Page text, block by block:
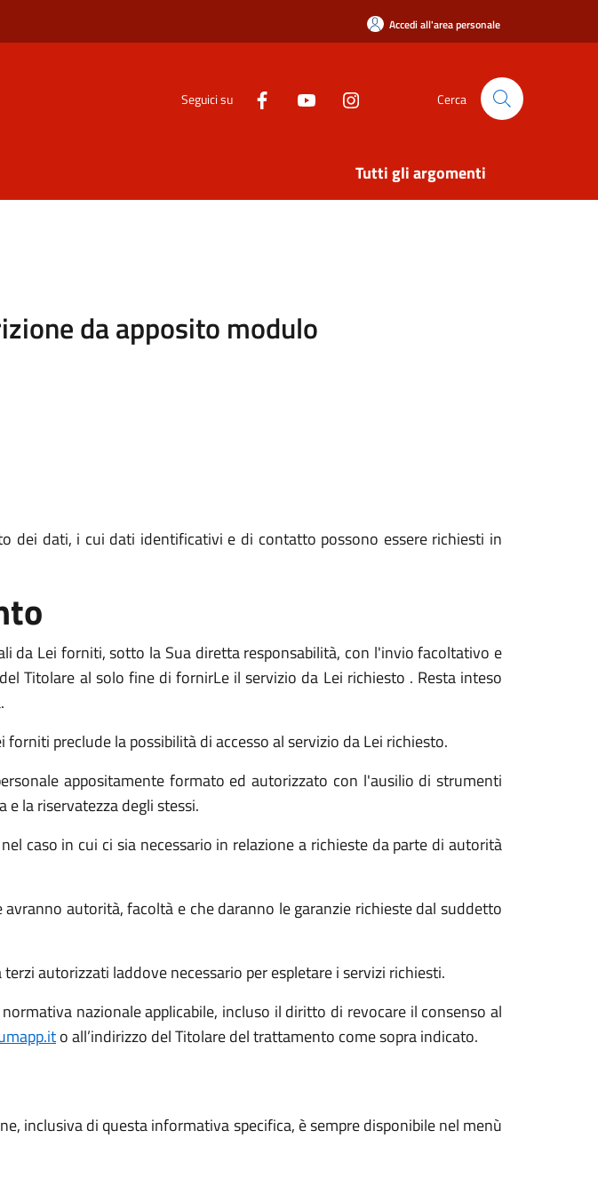
Accedi all'area personale
Seguici su Cerca
Tutti gli argomenti
da apposito modulo
dei dati, i cui dati identificativi e di contatto possono essere richiesti in
da Lei forniti, sotto la Sua diretta responsabilità, con l'invio facoltativo e
Titolare al solo fine di fornirLe il servizio da Lei richiesto . Resta inteso
preclude la possibilità di accesso al servizio da Lei richiesto.
appositamente formato ed autorizzato con l'ausilio di strumenti
la riservatezza degli stessi.
caso in cui ci sia necessario in relazione a richieste da parte di autorità
autorità, facoltà e che daranno le garanzie richieste dal suddetto
autorizzati laddove necessario per espletare i servizi richiesti.
nazionale applicabile, incluso il diritto di revocare il consenso al
o all’indirizzo del Titolare del trattamento come sopra indicato.
inclusiva di questa informativa specifica, è sempre disponibile nel menù